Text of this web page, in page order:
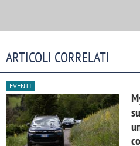
ARTICOLI CORRELATI
EVENTI